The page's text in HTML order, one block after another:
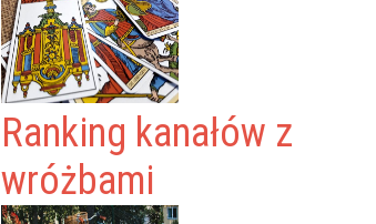
Ranking kanałów z
wróżbami